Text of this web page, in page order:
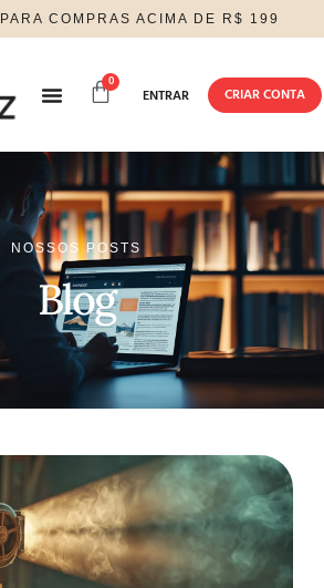
COMPRAS ACIMA DE R$ 199
0
ENTRAR CRIAR CONTA
NOSSOS POSTS
Blog